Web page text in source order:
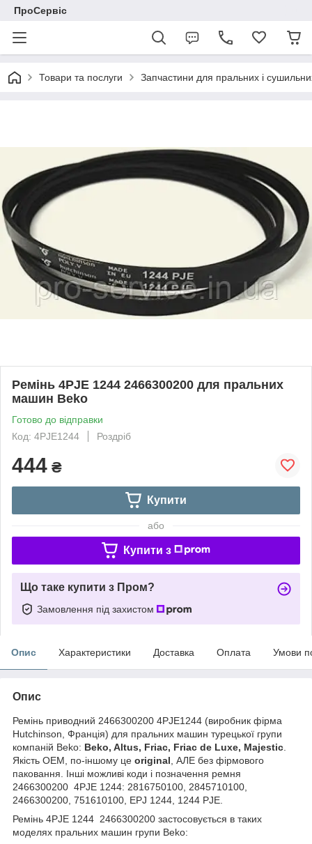
ПроСервіс
Товари та послуги Запчастини для пральних і
Ремінь 4PJE 1244 2466300200 для пральних
машин Beko
Готово до відправки
Код: 4PJE1244
Роздріб
444 ₴
Купити
або
Купити з
Що таке купити з Пром?
Замовлення під захистом
Опис Характеристики Доставка Оплата Умови
Опис
Ремінь приводний 2466300200 4PJE1244 (виробник фірма
Hutchinson, Франція) для пральних машин турецької групи
компаній Beko: Beko, Altus, Friac, Friac de Luxe, Majestic
Якість OEM, по-іншому це original , АЛЕ без фірмового
паковання. Інші можливі коди і позначення ремня
2466300200 4PJE 1244: 2816750100, 2845710100,
2466300200, 751610100, EPJ 1244, 1244 PJE.
Ремінь 4PJE 1244 2466300200 застосовується в таких
моделях пральних машин групи Beko: